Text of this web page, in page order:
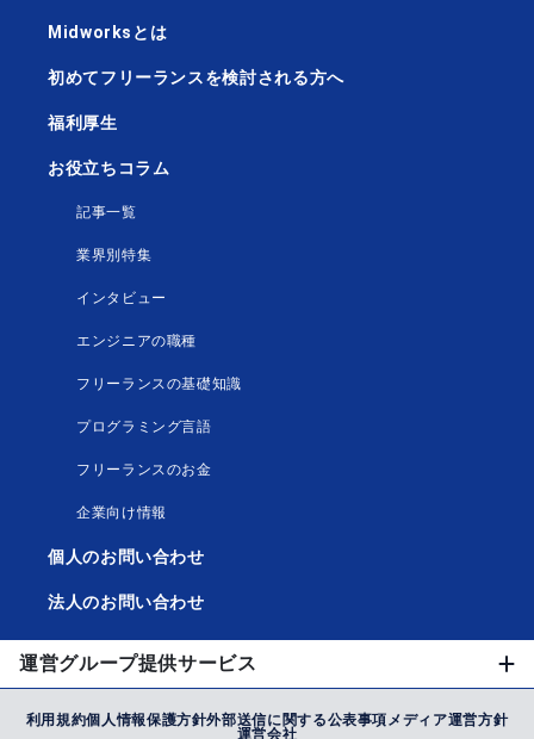
Midworksとは
初めてフリーランスを検討される方へ
福利厚生
お役立ちコラム
記事一覧
業界別特集
インタビュー
エンジニアの職種
フリーランスの基礎知識
プログラミング言語
フリーランスのお金
企業向け情報
個人のお問い合わせ
法人のお問い合わせ
運営グループ提供サービス
利用規約個人情報保護方針外部送信に関する公表事項メディア運営方針
運営会社